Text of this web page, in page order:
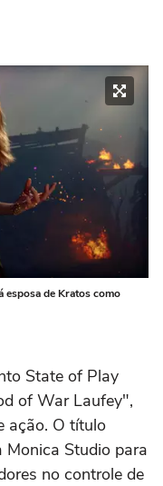
esposa de Kratos como
State of Play
of War Laufey",
ação. O título
Monica Studio para
no controle de